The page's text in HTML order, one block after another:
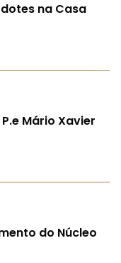
na Casa
Mário Xavier
do Núcleo